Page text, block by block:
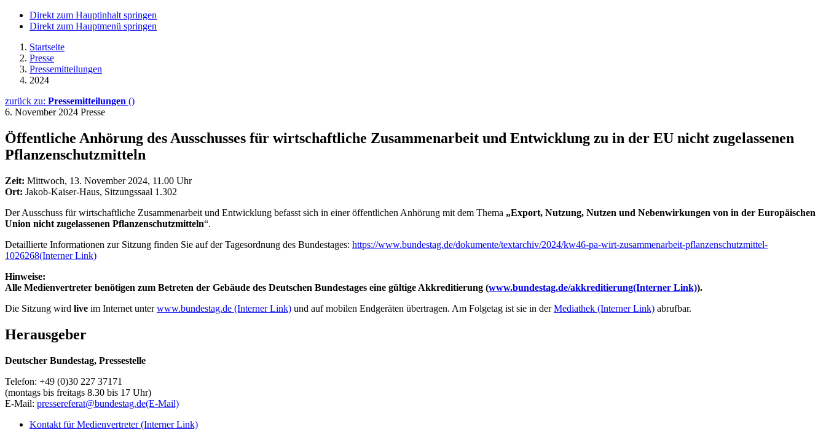
Direkt zum Hauptinhalt springen
Direkt zum Hauptmenü springen
Startseite
Presse
Pressemitteilungen
2024
zurück zu: Pressemitteilungen ()
6. November 2024 Presse
Öffentliche Anhörung des Ausschusses für wirtschaftliche Zusammenarbeit und Entwicklung zu in der EU nicht zugelassenen
Pflanzenschutzmitteln
Zeit: Mittwoch, 13. November 2024, 11.00 Uhr
Ort: Jakob-Kaiser-Haus, Sitzungssaal 1.302
Der Ausschuss für wirtschaftliche Zusammenarbeit und Entwicklung befasst sich in einer öffentlichen Anhörung mit dem Thema „Export, Nutzung, Nutzen und Nebenwirkungen von in der Europäischen
Union nicht zugelassenen Pflanzenschutzmitteln“.
Detaillierte Informationen zur Sitzung finden Sie auf der Tagesordnung des Bundestages: https://www.bundestag.de/dokumente/textarchiv/2024/kw46-pa-wirt-zusammenarbeit-pflanzenschutzmittel-
1026268(Interner Link)
Hinweise:
Alle Medienvertreter benötigen zum Betreten der Gebäude des Deutschen Bundestages eine gültige Akkreditierung (www.bundestag.de/akkreditierung(Interner Link)).
Die Sitzung wird live im Internet unterwww.bundestag.de (Interner Link) und auf mobilen Endgeräten übertragen. Am Folgetag ist sie in derMediathek (Interner Link) abrufbar.
Herausgeber
Deutscher Bundestag, Pressestelle
Telefon: +49 (0)30 227 37171
(montags bis freitags 8.30 bis 17 Uhr)
E-Mail: pressereferat@bundestag.de(E-Mail)
Kontakt für Medienvertreter(Interner Link)